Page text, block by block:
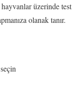
üzerinde test
olanak tanır.